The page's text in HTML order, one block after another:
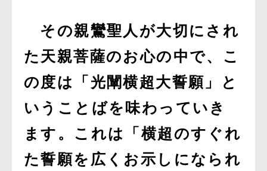
その親鸞聖人が大切にされ
た天親菩薩のお心の中で、こ
の度は「光闡横超大誓願」と
いうことばを味わっていき
ます。これは「横超のすぐれ
た誓願を広くお示しになられ